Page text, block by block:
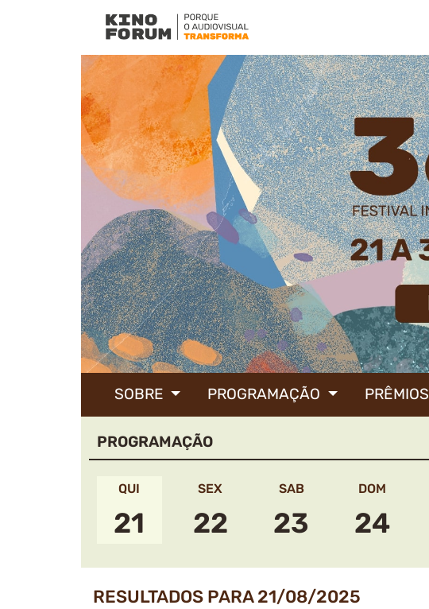
SOBRE PROGRAMAÇÃO PRÊMIOS
PROGRAMAÇÃO
QUI
21
SEX
22
SAB
23
DOM
24
RESULTADOS PARA 21/08/2025